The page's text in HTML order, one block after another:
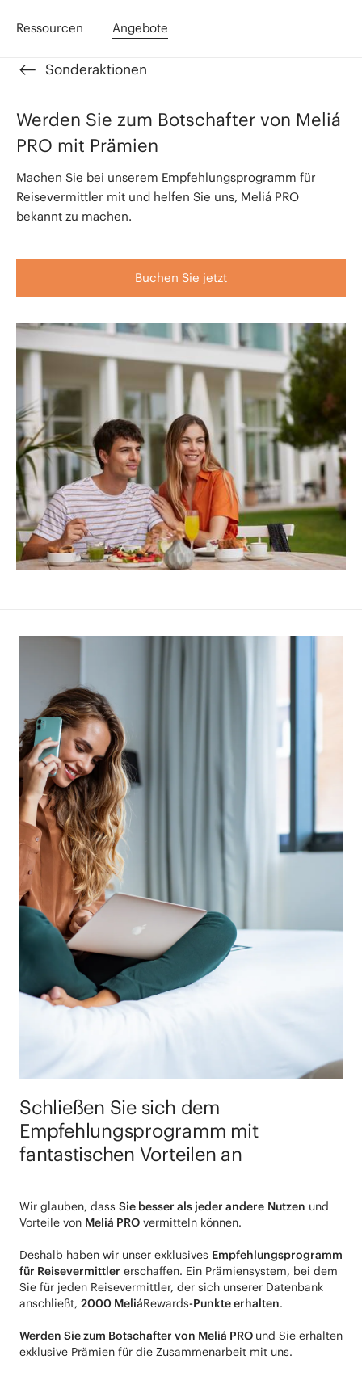
Sonderaktionen
Werden Sie zum Botschafter von Meliá
PRO mit Prämien
Machen Sie bei unserem Empfehlungsprogramm für
Reisevermittler mit und helfen Sie uns, Meliá PRO
bekannt zu machen.
Buchen Sie jetzt
Ressourcen Angebote
Schließen Sie sich dem
Empfehlungsprogramm mit
fantastischen Vorteilen an
Wir glauben, dass Sie besser als jeder andere Nutzen und
Vorteile von Meliá PRO vermitteln können.
Deshalb haben wir unser exklusives Empfehlungsprogramm
für Reisevermittler erschaffen. Ein Prämiensystem, bei dem
Sie für jeden Reisevermittler, der sich unserer Datenbank
anschließt, 2000 MeliáRewards-Punkte erhalten.
Werden Sie zum Botschafter von Meliá PRO und Sie erhalten
exklusive Prämien für die Zusammenarbeit mit uns.